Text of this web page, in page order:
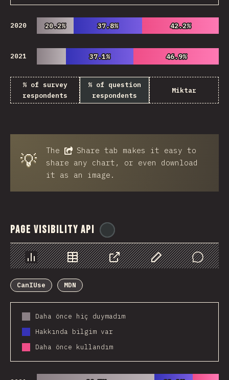
2020 20.2%
20.2% 37.8%
37.8% 42.2%
42.2%
2021 37.1%
37.1% 46.9%
46.9%
% of survey
respondents
% of question
respondents
Miktar
💡 The Share tab makes it easy to
share any chart, or even download
it as an image.
Page Visibility API
Chart Data Share Customize Data
Comments
CanIUse
MDN
Daha önce hiç duymadım
Hakkında bilgim var
Daha önce kullandım